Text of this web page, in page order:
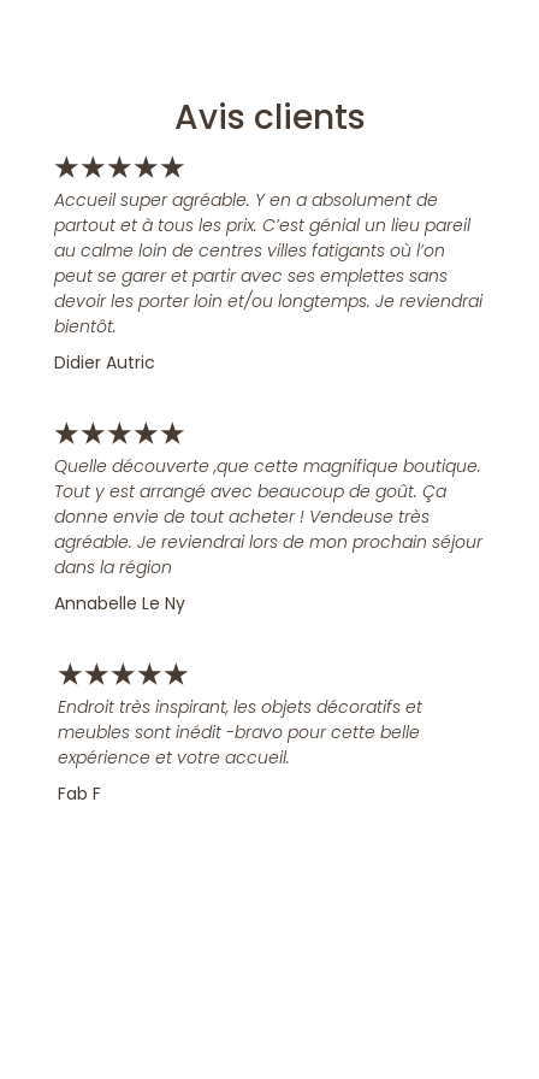
Avis clients
★★★★★
Accueil super agréable. Y en a absolument de
partout et à tous les prix. C’est génial un lieu pareil
au calme loin de centres villes fatigants où l’on
peut se garer et partir avec ses emplettes sans
devoir les porter loin et/ou longtemps. Je reviendrai
bientôt.
Didier Autric
★★★★★
Quelle découverte ,que cette magnifique boutique.
Tout y est arrangé avec beaucoup de goût. Ça
donne envie de tout acheter ! Vendeuse très
agréable. Je reviendrai lors de mon prochain séjour
dans la région
Annabelle Le Ny
★★★★★
Endroit très inspirant, les objets décoratifs et
meubles sont inédit -bravo pour cette belle
expérience et votre accueil.
Fab F